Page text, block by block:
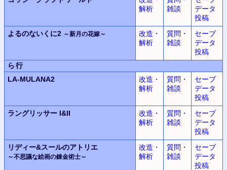
解析
雑談
データ
投稿
よるのないくに2 ～新月の花嫁～
改造・
解析
質問・
雑談
セーブ
データ
投稿
ら行
LA-MULANA2
改造・
解析
質問・
雑談
セーブ
データ
投稿
ラングリッサー I&II
改造・
解析
質問・
雑談
セーブ
データ
投稿
リディー&スールのアトリエ
～不思議な絵画の錬金術士～
改造・
解析
質問・
雑談
セーブ
データ
投稿